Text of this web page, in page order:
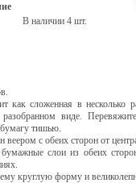
В наличии 4 шт.
как сложенная в
виде.
бумагу тишью.
веером с обеих сторон от
бумажные слои из обеих
круглую форму и